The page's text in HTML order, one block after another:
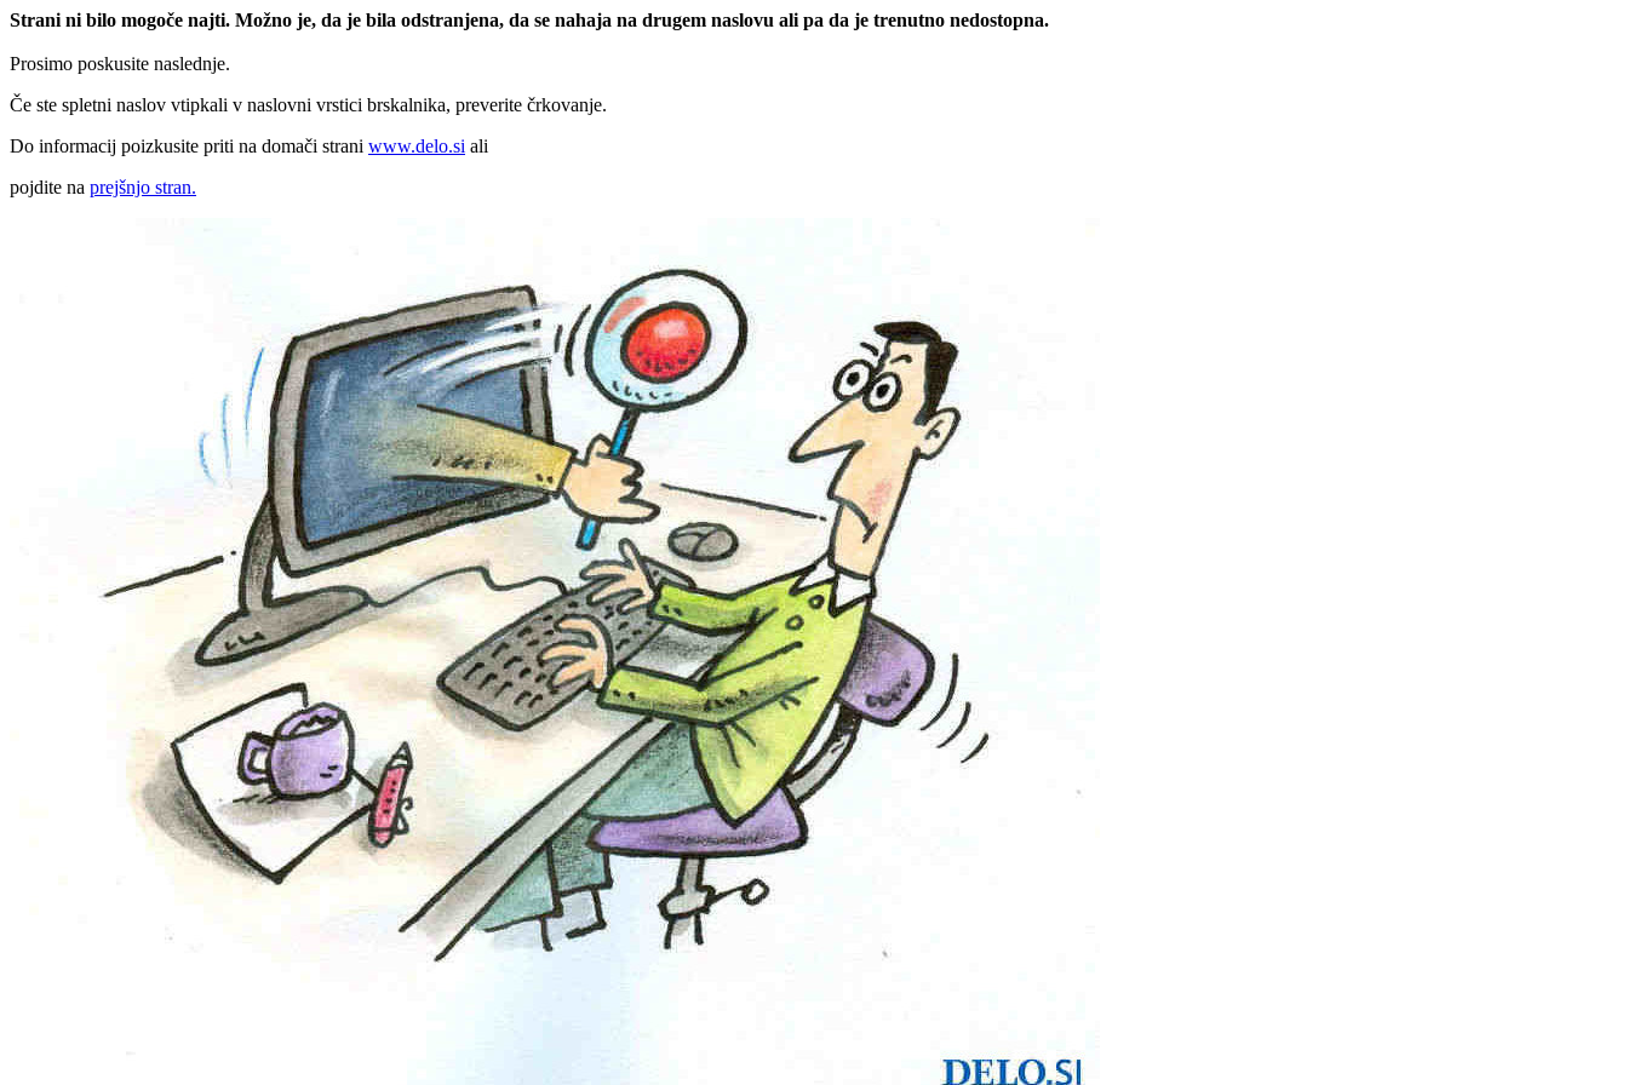
Strani ni bilo mogoče najti. Možno je, da je bila odstranjena, da se nahaja na drugem naslovu ali pa da je trenutno nedostopna.
Prosimo poskusite naslednje.
Če ste spletni naslov vtipkali v naslovni vrstici brskalnika, preverite črkovanje.
Do informacij poizkusite priti na domači strani www.delo.si ali
pojdite na prejšnjo stran.